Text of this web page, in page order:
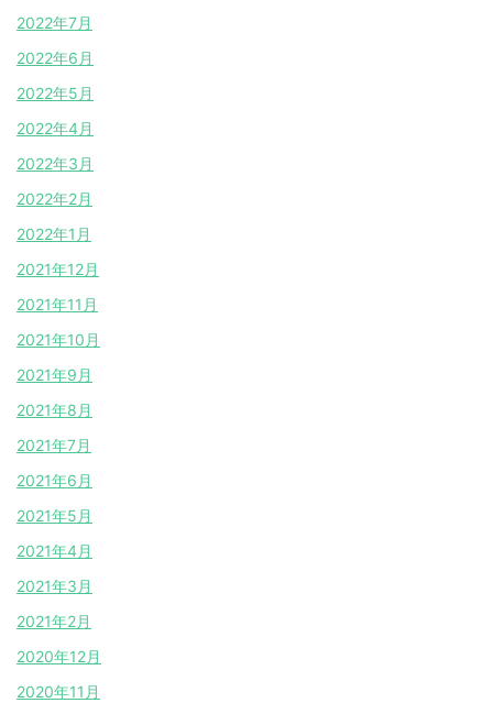
2022年7月
2022年6月
2022年5月
2022年4月
2022年3月
2022年2月
2022年1月
2021年12月
2021年11月
2021年10月
2021年9月
2021年8月
2021年7月
2021年6月
2021年5月
2021年4月
2021年3月
2021年2月
2020年12月
2020年11月